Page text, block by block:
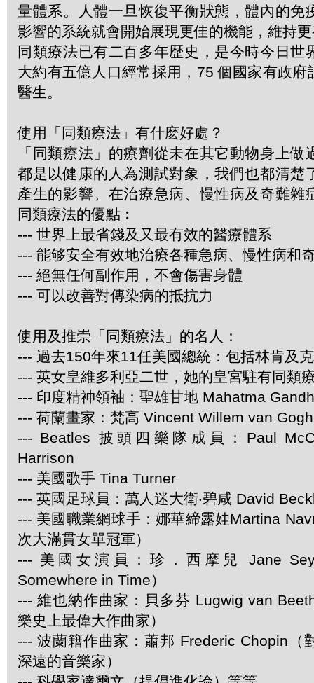
量體系。人體一旦恢復平衡狀態，體內的免
影響的系統就會開始展現更佳的機能，維持
同類療法已有二百多年歴史，是今時今日世
大約有五億人口經常採用，75 個國家有政府
醫生。
使用「同類療法」有什麽好處？
「同類療法」的療劑從未在其它動物身上做
都是以健康的人為測試對象，我們也都清楚
產生的影響。在治療急病、慢性病及奇難雜
同類療法的優點︰
--- 世界上最省錢及又最有效的醫療體系
--- 能够安全有效地治療各種急病、慢性病和
--- 絕無任何副作用，不會傷害身體
--- 可以改善對傳染病的抵抗力
使用及推崇「同類療法」的名人：
--- 過去150年來11任美國總統：包括林肯及
--- 英女皇維多利亞二世，她的皇宮駐有同類
--- 印度精神領袖：聖雄甘地 Mahatma
--- 荷蘭畫家：梵高 Vincent Willem van Gogh
--- Beatles 披頭四樂隊成員：Paul
Harrison
--- 美國歌手 Tina Turner
--- 英國足球員：萬人迷大衛‧碧咸 David
--- 美國職業網球手：娜華締露娃Martina
次大滿貫女單冠軍）
--- 美國女演員：珍．西摩兒 Jane
Somewhere in Time）
--- 維也納作曲家：貝多芬 Lugwig van
樂史上最偉大作曲家）
--- 波蘭籍作曲家：蕭邦 Frederic Chopin（
深遠的音樂家）